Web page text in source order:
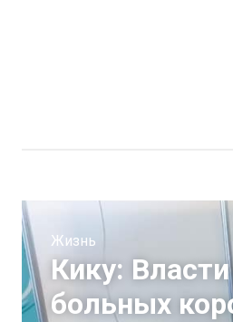
Жизнь
Кику:
больных